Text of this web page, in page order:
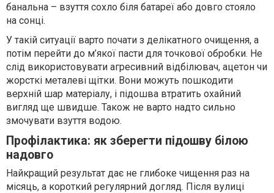
банальна – взуття сохло біля батареї або довго стояло
на сонці.
У такій ситуації варто почати з делікатного очищення, а
потім перейти до м’якої пасти для точкової обробки. Не
слід використовувати агресивний відбілювач, ацетон чи
жорсткі металеві щітки. Вони можуть пошкодити
верхній шар матеріалу, і підошва втратить охайний
вигляд ще швидше. Також не варто надто сильно
змочувати взуття водою.
Профілактика: як зберегти підошву білою
надовго
Найкращий результат дає не глибоке чищення раз на
місяць, а короткий регулярний догляд. Після вулиці